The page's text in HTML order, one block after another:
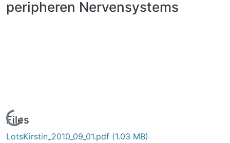
peripheren Nervensystems
Loading...
Files
LotsKirstin_2010_09_01.pdf (1.03 MB)